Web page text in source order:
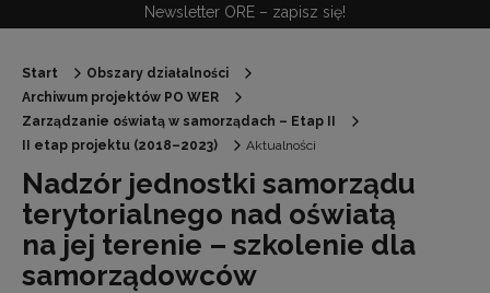
Newsletter ORE – zapisz się!
Start
Obszary działalności
Archiwum projektów PO WER
Zarządzanie oświatą w samorządach – Etap II
II etap projektu (2018–2023)
Aktualności
Nadzór jednostki samorządu
terytorialnego nad oświatą
na jej terenie – szkolenie dla
samorządowców